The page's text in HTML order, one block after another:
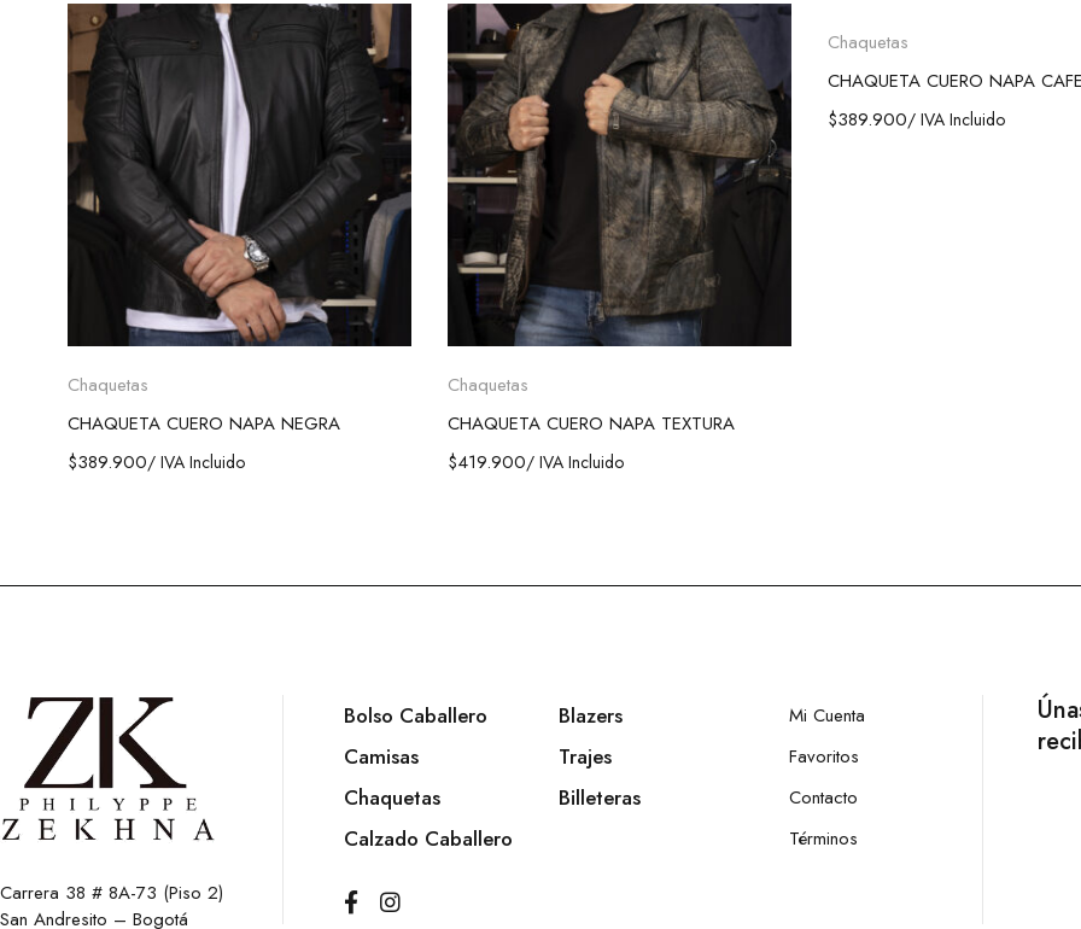
Chaquetas
CHAQUETA CUERO NAPA NEGRA
$389.900/ IVA Incluido
Chaquetas
CHAQUETA CUERO NAPA TEXTURA
$419.900/ IVA Incluido
Chaquetas
CHAQUETA CUERO NAPA CAFE
$389.900/ IVA Incluido
Carrera 38 # 8A-73 (Piso 2)
San Andresito – Bogotá
Bolso Caballero
Camisas
Chaquetas
Calzado Caballero
Blazers
Trajes
Billeteras
Mi Cuenta
Favoritos
Contacto
Términos